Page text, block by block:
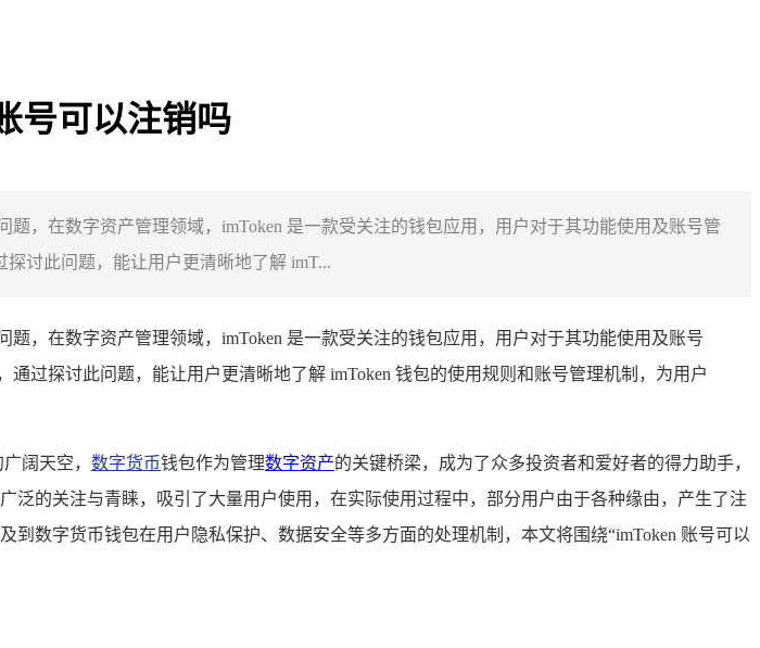
号可以注销吗
，在数字资产管理领域，imToken 是一款受关注的钱包应用，用户对于其功能使用及账号管
讨此问题，能让用户更清晰地了解 imT...
，在数字资产管理领域，imToken 是一款受关注的钱包应用，用户对于其功能使用及账号
过探讨此问题，能让用户更清晰地了解 imToken 钱包的使用规则和账号管理机制，为用户
阔天空， 数字货币钱包作为管理数字资产的关键桥梁，成为了众多投资者和爱好者的得力助手，
的关注与青睐，吸引了大量用户使用，在实际使用过程中，部分用户由于各种缘由，产生了注
数字货币钱包在用户隐私保护、数据安全等多方面的处理机制，本文将围绕“imToken 账号可以